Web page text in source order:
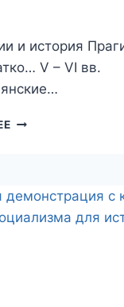
и история
V – VI вв.
ИСТОРИЯ